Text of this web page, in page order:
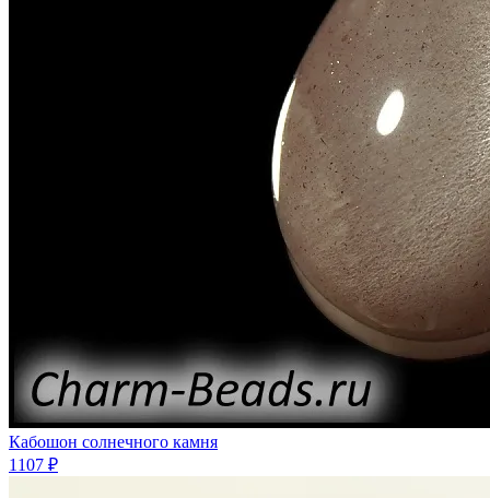
Кабошон солнечного камня
1107 ₽